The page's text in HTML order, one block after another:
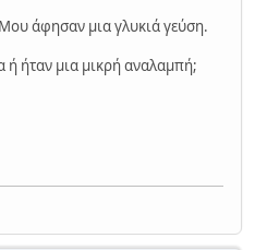
άφησαν μια γλυκιά γεύση.
ή ήταν μια μικρή αναλαμπή;